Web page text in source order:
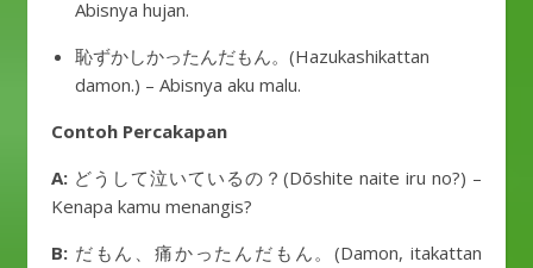
Abisnya hujan.
恥ずかしかったんだもん。(Hazukashikattan
damon.) – Abisnya aku malu.
Contoh Percakapan
A: どうして泣いているの？(Dōshite naite iru no?) –
Kenapa kamu menangis?
B: だもん、痛かったんだもん。(Damon, itakattan